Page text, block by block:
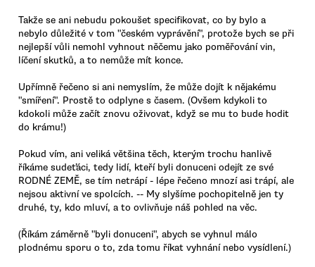
Takže se ani nebudu pokoušet specifikovat, co by bylo a
nebylo důležité v tom "českém vyprávění", protože bych se při
nejlepší vůli nemohl vyhnout něčemu jako poměřování vin,
líčení skutků, a to nemůže mít konce.
Upřímně řečeno si ani nemyslím, že může dojít k nějakému
"smíření". Prostě to odplyne s časem. (Ovšem kdykoli to
kdokoli může začít znovu oživovat, když se mu to bude hodit
do krámu!)
Pokud vím, ani veliká většina těch, kterým trochu hanlivě
říkáme sudeťáci, tedy lidí, kteří byli donuceni odejít ze své
RODNÉ ZEMĚ, se tím netrápí - lépe řečeno mnozí asi trápí, ale
nejsou aktivní ve spolcích. -- My slyšíme pochopitelně jen ty
druhé, ty, kdo mluví, a to ovlivňuje náš pohled na věc.
(Říkám záměrně "byli donuceni", abych se vyhnul málo
plodnému sporu o to, zda tomu říkat vyhnání nebo vysídlení.)